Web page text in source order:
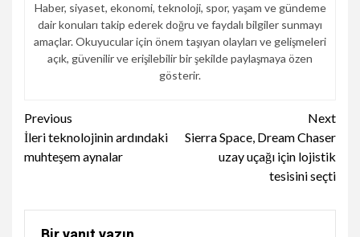
Haber, siyaset, ekonomi, teknoloji, spor, yaşam ve gündeme
dair konuları takip ederek doğru ve faydalı bilgiler sunmayı
amaçlar. Okuyucular için önem taşıyan olayları ve gelişmeleri
açık, güvenilir ve erişilebilir bir şekilde paylaşmaya özen
gösterir.
Continue
Reading
Previous
İleri teknolojinin ardındaki
muhteşem aynalar
Next
Sierra Space, Dream Chaser
uzay uçağı için lojistik
tesisini seçti